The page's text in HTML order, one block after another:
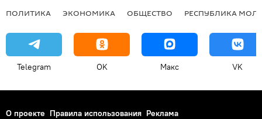
ПОЛИТИКА ЭКОНОМИКА ОБЩЕСТВО РЕСПУБЛИКА
Telegram OK Макс VK
О проекте Правила использования Реклама